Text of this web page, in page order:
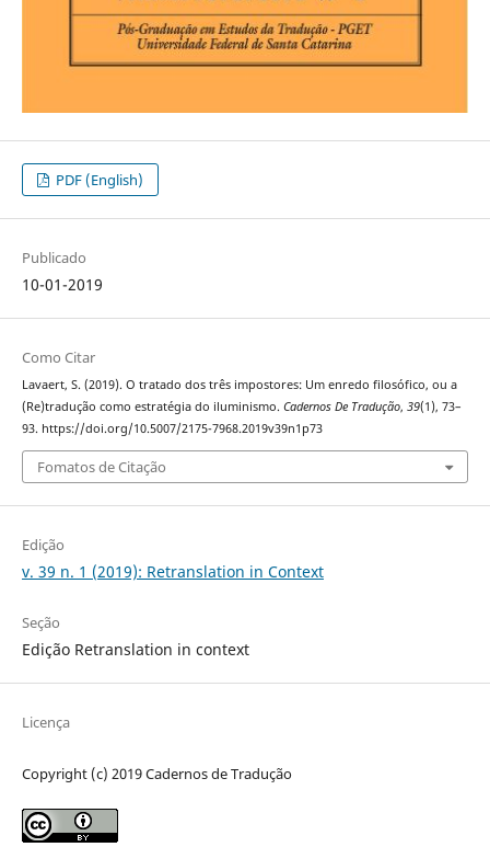
PDF (English)
Publicado
10-01-2019
Como Citar
Lavaert, S. (2019). O tratado dos três impostores: Um enredo filosófico, ou a
(Re)tradução como estratégia do iluminismo. Cadernos De Tradução, 39(1), 73–
93. https://doi.org/10.5007/2175-7968.2019v39n1p73
Fomatos de Citação
Edição
v. 39 n. 1 (2019): Retranslation in Context
Seção
Edição Retranslation in context
Licença
Copyright (c) 2019 Cadernos de Tradução